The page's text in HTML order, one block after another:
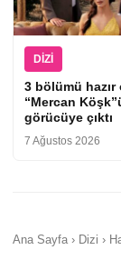
DIZI
3 bölümü hazır
“Mercan
görücüye çıktı
7 Ağustos 2026
Ana Sayfa › Dizi ›